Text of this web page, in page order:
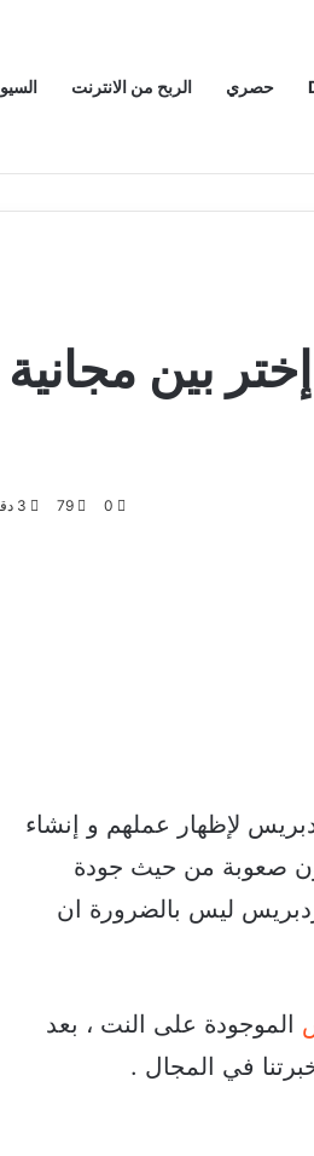
حصري الربح من الانترنت السيو
بين مجانية
0
79
لإظهار عملهم و إنشاء
صعوبة من حيث جودة
ليس بالضرورة ان
الموجودة على النت ، بعد
في المجال .